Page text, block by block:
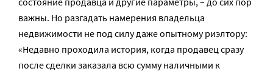
важны. Но разгадать намерения владельца
недвижимости не под силу даже опытному риэлтору:
«Недавно проходила история, когда продавец сразу
после сделки заказала всю сумму наличными к